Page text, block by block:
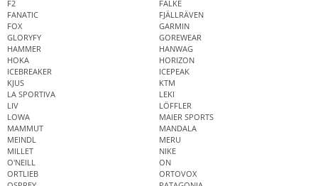
F2
FALKE
FANATIC
FJÄLLRÄVEN
FOX
GARMIN
GLORYFY
GOREWEAR
HAMMER
HANWAG
HOKA
HORIZON
ICEBREAKER
ICEPEAK
KJUS
KTM
LA SPORTIVA
LEKI
LIV
LÖFFLER
LOWA
MAIER SPORTS
MAMMUT
MANDALA
MEINDL
MERU
MILLET
NIKE
O'NEILL
ON
ORTLIEB
ORTOVOX